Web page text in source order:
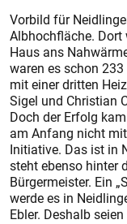
Vorbild für
Albhochfläche. Dort
Haus ans
waren es schon
mit einer dritten
Sigel und Christian
Doch der Erfolg
am Anfang nicht
Initiative. Das ist in
steht ebenso hinter
Bürgermeister. Ein
werde es in
Ebler. Deshalb